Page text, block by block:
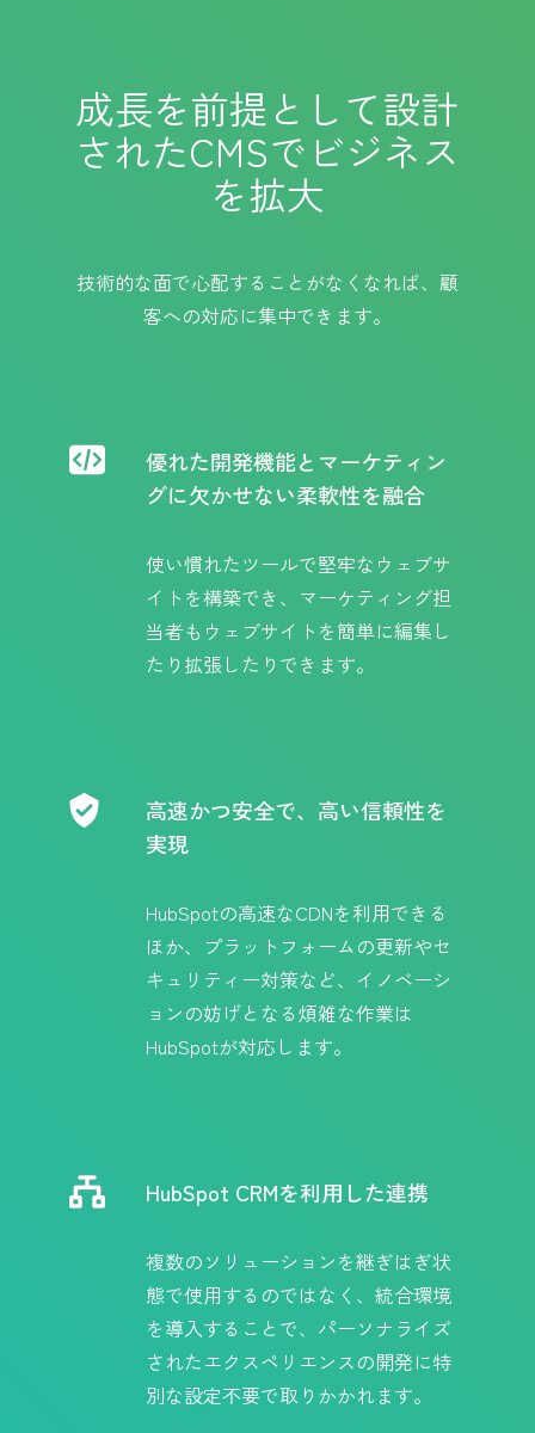
成長を前提として設計
されたCMSでビジネス
を拡大
技術的な面で心配することがなくなれば、顧
客への対応に集中できます。
優れた開発機能とマーケティン
グに欠かせない柔軟性を融合
使い慣れたツールで堅牢なウェブサ
イトを構築でき、マーケティング担
当者もウェブサイトを簡単に編集し
たり拡張したりできます。
高速かつ安全で、高い信頼性を
実現
HubSpotの高速なCDNを利用できる
ほか、プラットフォームの更新やセ
キュリティー対策など、イノベーシ
ョンの妨げとなる煩雑な作業は
HubSpotが対応します。
HubSpot CRMを利用した連携
複数のソリューションを継ぎはぎ状
態で使用するのではなく、統合環境
を導入することで、パーソナライズ
されたエクスペリエンスの開発に特
別な設定不要で取りかかれます。